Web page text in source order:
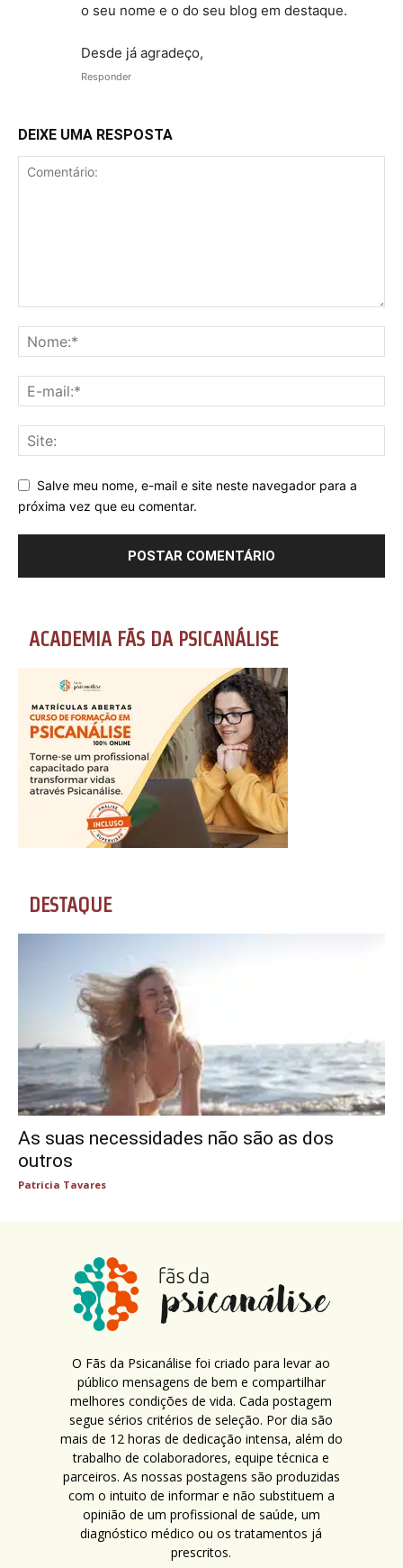
o seu nome e o do seu blog em destaque.
Desde já agradeço,
Responder
DEIXE UMA RESPOSTA
Salve meu nome, e-mail e site neste navegador para a
próxima vez que eu comentar.
ACADEMIA FÃS DA PSICANÁLISE
DESTAQUE
As suas necessidades não são as dos
outros
Patricia Tavares
O Fãs da Psicanálise foi criado para levar ao
público mensagens de bem e compartilhar
melhores condições de vida. Cada postagem
segue sérios critérios de seleção. Por dia são
mais de 12 horas de dedicação intensa, além do
trabalho de colaboradores, equipe técnica e
parceiros. As nossas postagens são produzidas
com o intuito de informar e não substituem a
opinião de um profissional de saúde, um
diagnóstico médico ou os tratamentos já
prescritos.